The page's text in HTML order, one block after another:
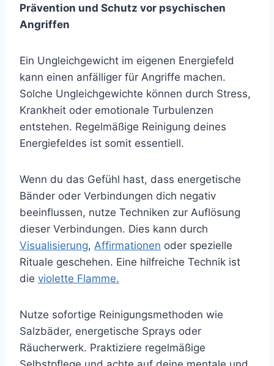
Prävention und Schutz vor psychischen
Angriffen
Ein Ungleichgewicht im eigenen Energiefeld
kann einen anfälliger für Angriffe machen.
Solche Ungleichgewichte können durch Stress,
Krankheit oder emotionale Turbulenzen
entstehen. Regelmäßige Reinigung deines
Energiefeldes ist somit essentiell.
Wenn du das Gefühl hast, dass energetische
Bänder oder Verbindungen dich negativ
beeinflussen, nutze Techniken zur Auflösung
dieser Verbindungen. Dies kann durch
Visualisierung, Affirmationen oder spezielle
Rituale geschehen. Eine hilfreiche Technik ist
die violette Flamme.
Nutze sofortige Reinigungsmethoden wie
Salzbäder, energetische Sprays oder
Räucherwerk. Praktiziere regelmäßige